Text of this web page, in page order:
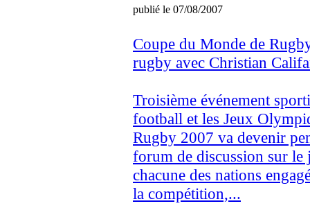
publié le 07/08/2007
Coupe du Monde de
rugby avec Christian
Troisième événement
football et les Jeux
Rugby 2007 va devenir
forum de discussion sur le
chacune des nations
la compétition,...